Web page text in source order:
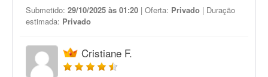
Submetido: 29/10/2025 às 01:20 | Oferta: Privado | Duração
estimada: Privado
Cristiane F.